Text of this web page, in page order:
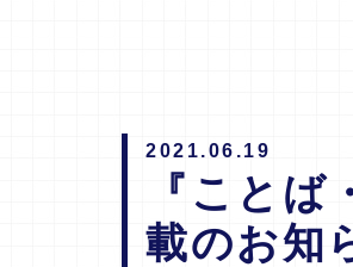
2021.06.19
『こと
載のお知